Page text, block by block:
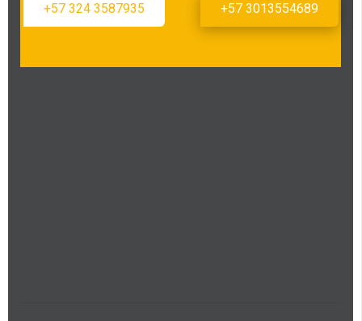
+57 324 3587935 +57 3013554689